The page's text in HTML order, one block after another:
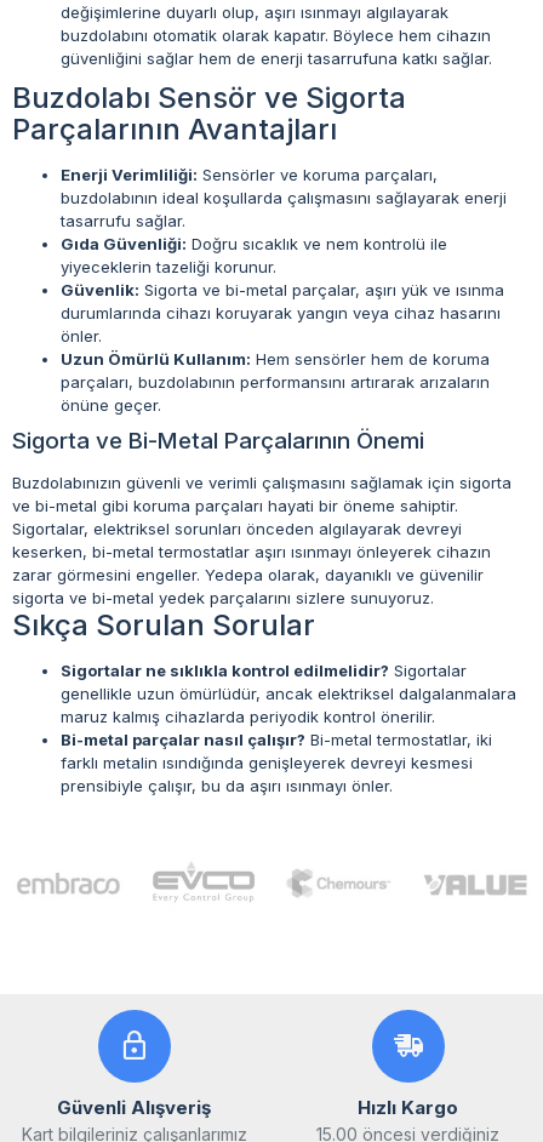
değişimlerine duyarlı olup, aşırı ısınmayı algılayarak
buzdolabını otomatik olarak kapatır. Böylece hem cihazın
güvenliğini sağlar hem de enerji tasarrufuna katkı sağlar.
Buzdolabı Sensör ve Sigorta
Parçalarının Avantajları
Enerji Verimliliği: Sensörler ve koruma parçaları,
buzdolabının ideal koşullarda çalışmasını sağlayarak enerji
tasarrufu sağlar.
Gıda Güvenliği: Doğru sıcaklık ve nem kontrolü ile
yiyeceklerin tazeliği korunur.
Güvenlik: Sigorta ve bi-metal parçalar, aşırı yük ve ısınma
durumlarında cihazı koruyarak yangın veya cihaz hasarını
önler.
Uzun Ömürlü Kullanım: Hem sensörler hem de koruma
parçaları, buzdolabının performansını artırarak arızaların
önüne geçer.
Sigorta ve Bi-Metal Parçalarının Önemi
Buzdolabınızın güvenli ve verimli çalışmasını sağlamak için sigorta
ve bi-metal gibi koruma parçaları hayati bir öneme sahiptir.
Sigortalar, elektriksel sorunları önceden algılayarak devreyi
keserken, bi-metal termostatlar aşırı ısınmayı önleyerek cihazın
zarar görmesini engeller. Yedepa olarak, dayanıklı ve güvenilir
sigorta ve bi-metal yedek parçalarını sizlere sunuyoruz.
Sıkça Sorulan Sorular
Sigortalar ne sıklıkla kontrol edilmelidir? Sigortalar
genellikle uzun ömürlüdür, ancak elektriksel dalgalanmalara
maruz kalmış cihazlarda periyodik kontrol önerilir.
Bi-metal parçalar nasıl çalışır? Bi-metal termostatlar, iki
farklı metalin ısındığında genişleyerek devreyi kesmesi
prensibiyle çalışır, bu da aşırı ısınmayı önler.
Güvenli Alışveriş
Kart bilgileriniz çalışanlarımız
Hızlı Kargo
15.00 öncesi verdiğiniz